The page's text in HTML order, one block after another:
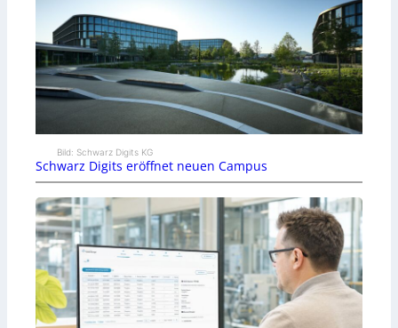
Bild: Schwarz Digits KG
Schwarz Digits eröffnet neuen Campus